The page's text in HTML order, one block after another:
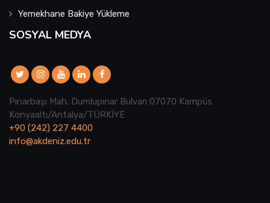
Yemekhane Bakiye Yükleme
SOSYAL MEDYA
Pınarbaşı Mah. Dumlupınar Bulvarı 07070 Kampüs
Konyaaltı/Antalya/TÜRKİYE
+90 (242) 227 4400
info@akdeniz.edu.tr